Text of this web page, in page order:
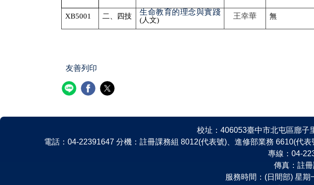
XB5001 二、四技 生命教育的理念與實踐
(人文) 王幸華 無
友善列印
校址：406053臺中市北屯區廍子
電話：04-22391647 分機：註冊課務組 8012(代表號)、進修部業務 6610(代
專線：04-
傳真：註
服務時間：(日間部) 星